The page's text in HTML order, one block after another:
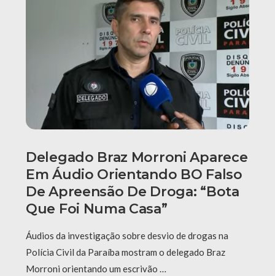
Delegado Braz Morroni Aparece
Em Áudio Orientando BO Falso
De Apreensão De Droga: “Bota
Que Foi Numa Casa”
Áudios da investigação sobre desvio de drogas na
Polícia Civil da Paraíba mostram o delegado Braz
Morroni orientando um escrivão …